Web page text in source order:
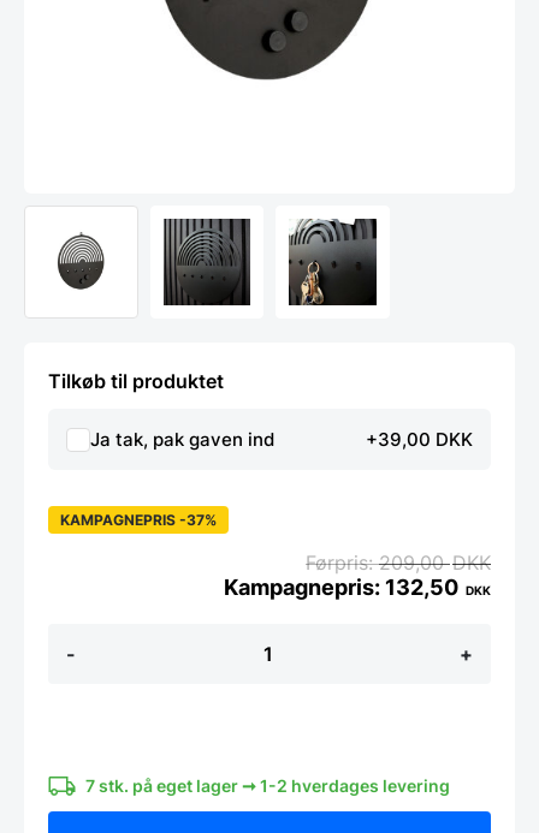
Tilkøb til produktet
Ja tak, pak gaven ind +39,00 DKK
-
memotavle
+
KAMPAGNEPRIS -37%
209,00DKK
132,50 DKK
7 stk. på eget lager ➞ 1-2 hverdages levering